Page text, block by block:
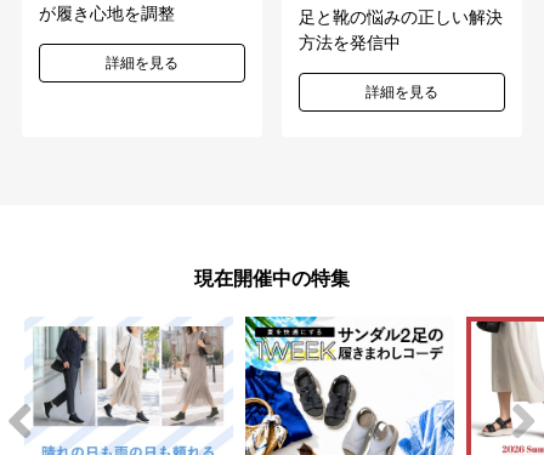
が履き心地を調整
詳細を見る
足と靴の悩みの正しい解決
方法を発信中
詳細を見る
現在開催中の特集